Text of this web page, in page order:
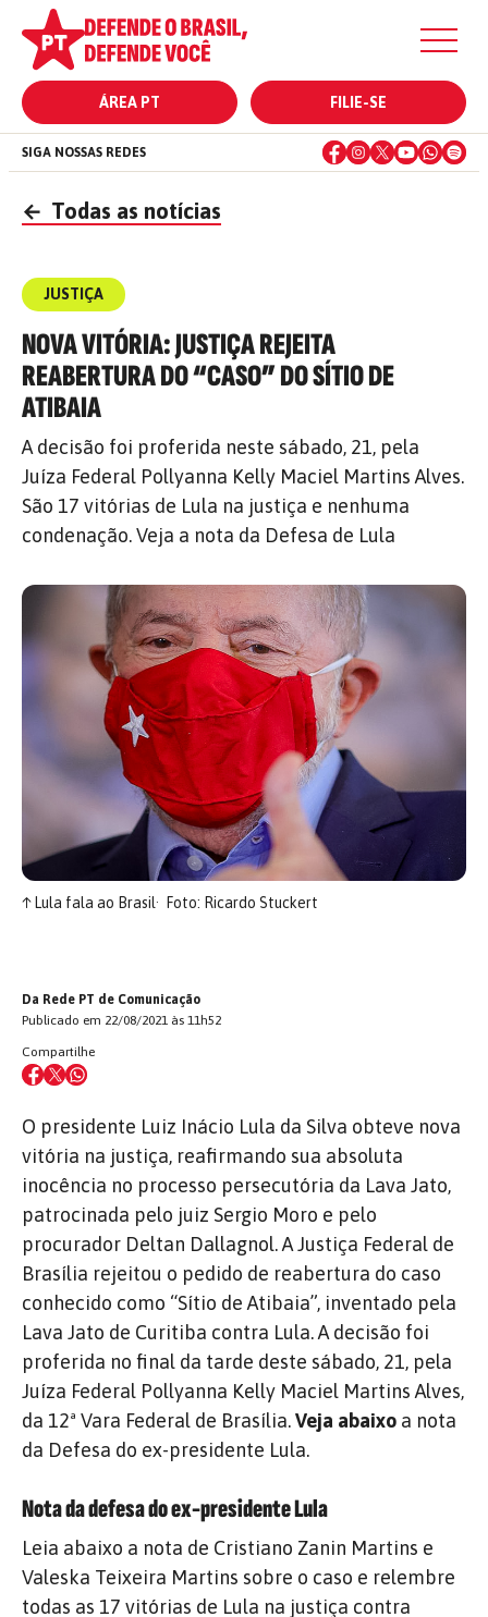
ÁREA PT FILIE-SE
SIGA NOSSAS REDES
← Todas as notícias
JUSTIÇA
NOVA VITÓRIA: JUSTIÇA REJEITA
REABERTURA DO “CASO” DO SÍTIO DE
ATIBAIA
A decisão foi proferida neste sábado, 21, pela
Juíza Federal Pollyanna Kelly Maciel Martins Alves.
São 17 vitórias de Lula na justiça e nenhuma
condenação. Veja a nota da Defesa de Lula
↑Lula fala ao Brasil Foto: Ricardo Stuckert
Da Rede PT de Comunicação
Publicado em 22/08/2021 às 11h52
Compartilhe
O presidente Luiz Inácio Lula da Silva obteve nova
vitória na justiça, reafirmando sua absoluta
inocência no processo persecutória da Lava Jato,
patrocinada pelo juiz Sergio Moro e pelo
procurador Deltan Dallagnol. A Justiça Federal de
Brasília rejeitou o pedido de reabertura do caso
conhecido como “Sítio de Atibaia”, inventado pela
Lava Jato de Curitiba contra Lula. A decisão foi
proferida no final da tarde deste sábado, 21, pela
Juíza Federal Pollyanna Kelly Maciel Martins Alves,
da 12ª Vara Federal de Brasília.Veja abaixo a nota
da Defesa do ex-presidente Lula.
Nota da defesa do ex-presidente Lula
Leia abaixo a nota de Cristiano Zanin Martins e
Valeska Teixeira Martins sobre o caso e relembre
todas as 17 vitórias de Lula na justiça contra